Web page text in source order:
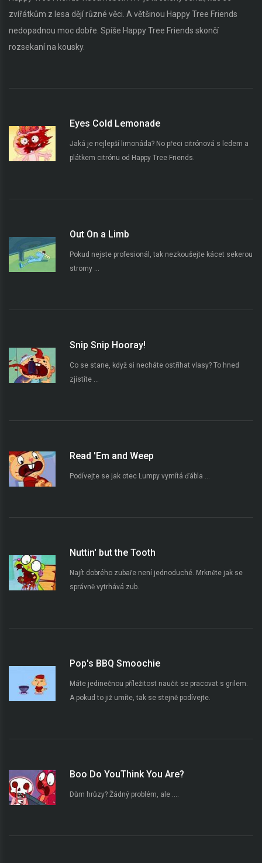
zvířátkům z lesa dějí různé věci. A většinou Happy Tree Friends
nedopadnou moc dobře. Spíše Happy Tree Friends skončí
rozsekaní na kousky.
Eyes Cold Lemonade
Jaká je nejlepší limonáda? No přeci citrónová s ledem a
plátkem citrónu od Happy Tree Friends.
Out On a Limb
Pokud nejste profesionál, tak nezkoušejte kácet sekerou
stromy ...
Snip Snip Hooray!
Co se stane, když si necháte ostříhat vlasy? To hned
zjistíte ...
Read 'Em and Weep
Podívejte se jak otec Lumpy vymítá ďábla ...
Nuttin' but the Tooth
Najít dobrého zubaře není jednoduché. Mrkněte jak se
správně vytrhává zub.
Pop's BBQ Smoochie
Máte jedinečnou příležitost naučit se pracovat s grilem.
A pokud to již umíte, tak se stejně podívejte.
Boo Do YouThink You Are?
Dům hrůzy? Žádný problém, ale ....